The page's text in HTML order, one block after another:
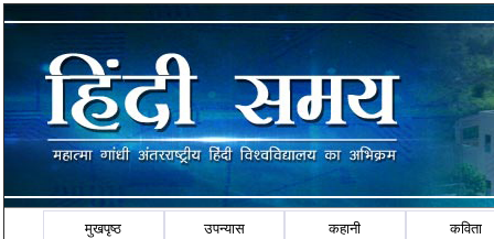
मुखपृष्ठ उपन्यास कहानी कविता